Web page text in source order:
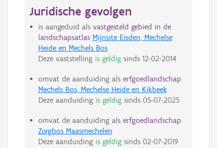
Juridische gevolgen
is aangeduid als vastgesteld gebied in de
landschapsatlas Mijnsite Eisden, Mechelse
Heide en Mechels Bos
Deze vaststelling is geldigsinds 12-02-2014
omvat de aanduiding als erfgoedlandschap
Mechels Bos, Mechelse Heide en Kikbeek
Deze aanduiding is geldigsinds 05-07-2025
omvat de aanduiding als erfgoedlandschap
Zorgbos Maasmechelen
Deze aanduiding is geldigsinds 02-07-2019